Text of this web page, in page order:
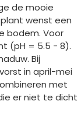
de mooie
wenst een
bodem. Voor
(pH = 5.5 - 8).
Bij
in april-mei
met
er niet te dicht